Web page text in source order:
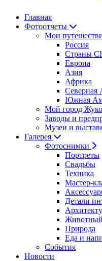
Главная
Фотоотчеты
Мои
Россия
Страны
Европа
Азия
Африка
Северная
Южная
Мой город
Заводы и
Музеи и
Галерея
Фотоснимки
Портреты
Свадьбы
Техника
Мастер-
Детали
Природа
Еда и
События
Новости